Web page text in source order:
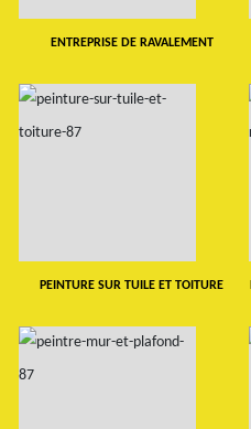
ENTREPRISE DE RAVALEMENT
PEINTURE SUR TUILE ET TOITURE